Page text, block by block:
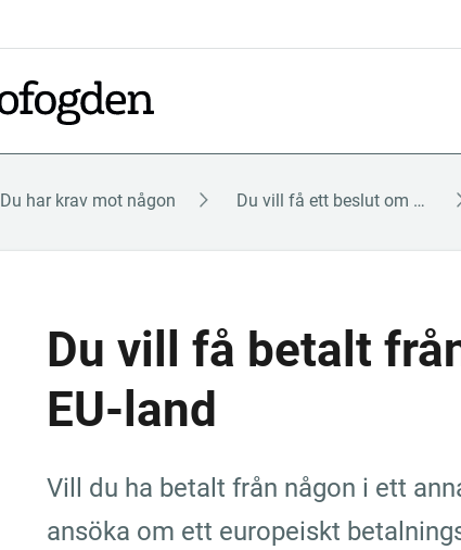
Du har krav mot någon Du vill få ett beslut om ditt krav (föreläggande)
Du vill få betalt
EU-land
Vill du ha betalt från någon i ett
ansöka om ett europeiskt